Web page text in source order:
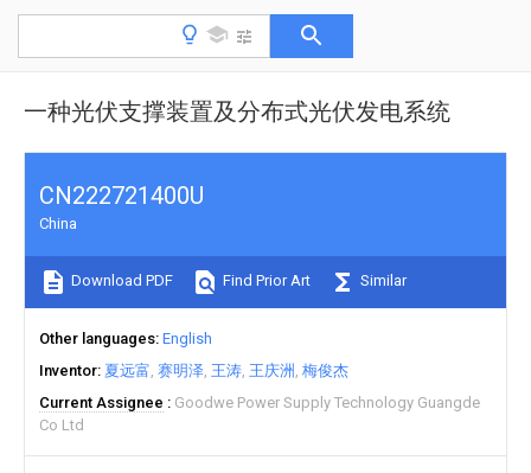
一种光伏支撑装置及分布式光伏发电系统
CN222721400U
China
Download PDF Find Prior Art Similar
Other languages English
Inventor 夏远富 赛明泽 王涛 王庆洲 梅俊杰
Current Assignee
Goodwe Power Supply Technology Guangde
Co Ltd